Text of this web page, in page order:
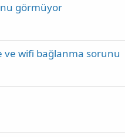
görmüyor
ve wifi bağlanma sorunu